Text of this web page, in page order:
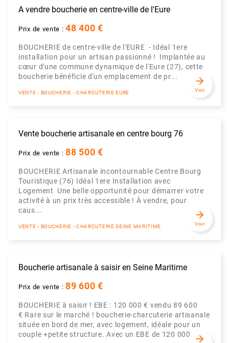
A vendre boucherie en centre-ville de l'Eure
Prix de vente :48 400 €
BOUCHERIE de centre-ville de l'EURE - Idéal 1ere
installation pour un artisan passionné ! Implantée au
cœur d'une commune dynamique de l'Eure (27), cette
boucherie bénéficie d'un emplacement de pr...
VENTE - BOUCHERIE - CHARCUTERIE EURE
arrow_forward
Voir
Vente boucherie artisanale en centre bourg 76
Prix de vente :88 500 €
BOUCHERIE Artisanale incontournable Centre Bourg
Touristique (76) Idéal 1ere Installation avec
Logement Une belle opportunité pour démarrer votre
activité à un prix très accessible ! À vendre, pour
caus...
VENTE - BOUCHERIE - CHARCUTERIE SEINE MARITIME
arrow_forward
Voir
Boucherie artisanale à saisir en Seine Maritime
Prix de vente :89 600 €
BOUCHERIE à saisir ! EBE : 120 000 € vendu 89 600
€ Rare sur le marché ! boucherie-charcuterie artisanale
située en bord de mer, avec logement, idéale pour un
couple +petite structure. Avec un EBE de 120 000 ...arrow_forward